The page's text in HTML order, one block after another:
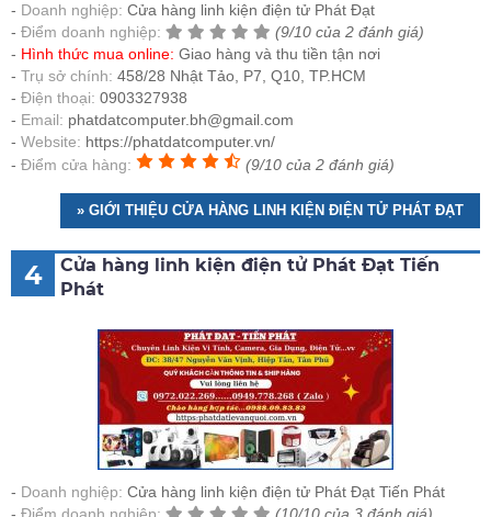
Doanh nghiệp: Cửa hàng linh kiện điện tử Phát Đạt
Điểm doanh nghiệp:
(9/10 của 2 đánh giá)
Hình thức mua online: Giao hàng và thu tiền tận nơi
Trụ sở chính: 458/28 Nhật Tảo, P7, Q10, TP.HCM
Điện thoại: 0903327938
Email: phatdatcomputer.bh@gmail.com
Website: https://phatdatcomputer.vn/
Điểm cửa hàng:
(9/10 của 2 đánh giá)
» GIỚI THIỆU CỬA HÀNG LINH KIỆN ĐIỆN TỬ PHÁT ĐẠT
4
Cửa hàng linh kiện điện tử Phát Đạt Tiến
Phát
Doanh nghiệp: Cửa hàng linh kiện điện tử Phát Đạt Tiến Phát